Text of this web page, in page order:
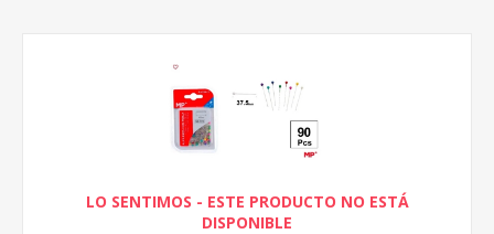
LO SENTIMOS - ESTE PRODUCTO NO ESTÁ
DISPONIBLE